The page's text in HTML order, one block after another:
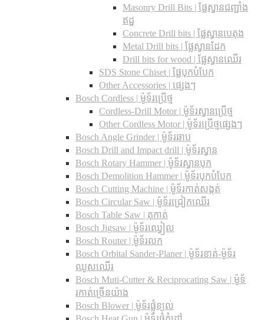
Masonry Drill Bits |​ ផ្លែស្វានជញ្ជាំង
ឥដ្ឋ
Concrete Drill bits |​ ផ្លែស្វានបេតុង
Metal Drill bits |​ ផ្លែស្វានដែក
Drill bits for wood |​ ផ្លែស្វានឈើរ
SDS Stone Chiset |​ ផ្លែបុកបំបែក
Other Accessories | ផ្សេងៗ
Bosch Cordless | ម៉ូទ័រប្រើថ្ម
Cordless-Drill Motor | ម៉ូទ័រស្វានប្រើថ្ម
Other Cordless Motor | ម៉ូទ័រប្រើថ្មផ្សេងៗ
Bosch Angle Grinder | ម៉ូទ័រឆាប
Bosch Drill and Impact drill | ម៉ូទ័រស្វាន
Bosch Rotary Hammer | ម៉ូទ័រស្វានបុក
Bosch Demolition Hammer | ម៉ូទ័របុកបំបែក
Bosch Cutting Machine | ម៉ូទ័រកាត់សង្កត់
Bosch Circular Saw | ម៉ូទ័រជ្រៀកឈើរ
Bosch Table Saw | តុកាត់
Bosch Jigsaw | ម៉ូទ័រឈ្វៀល
Bosch Router | ម៉ូទ័រលក
Bosch Orbital Sander-Planer​ | ម៉ូទ័រខាត់-ម៉ូទ័រ
ឈូសឈើរ
Bosch Muti-Cutter & Reciprocating Saw​ | ម៉ូទ័
រកាត់ច្រើនយ៉ាង
Bosch Blower | ម៉ូទ័រផ្លុំខ្យល់